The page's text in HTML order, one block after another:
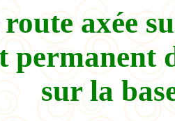
axée
permanent
sur la